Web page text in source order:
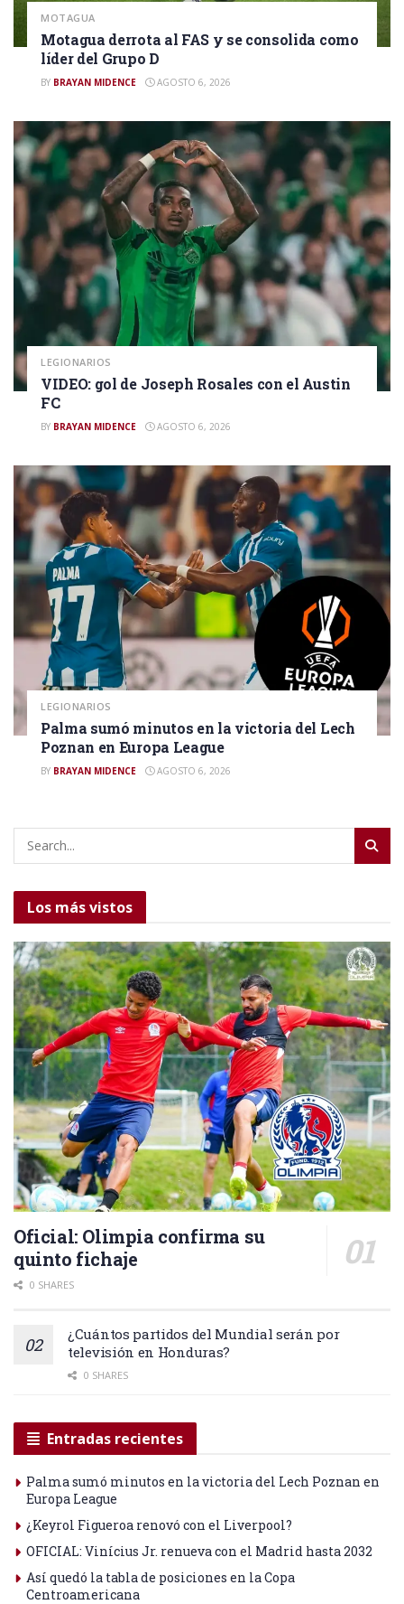
MOTAGUA
Motagua derrota al FAS y se consolida como
líder del Grupo D
BY BRAYAN MIDENCE AGOSTO 6, 2026
LEGIONARIOS
VIDEO: gol de Joseph Rosales con el Austin
FC
BY BRAYAN MIDENCE AGOSTO 6, 2026
LEGIONARIOS
Palma sumó minutos en la victoria del Lech
Poznan en Europa League
BY BRAYAN MIDENCE AGOSTO 6, 2026
Los más vistos
Oficial: Olimpia confirma su
quinto fichaje
0 SHARES
¿Cuántos partidos del Mundial serán por
televisión en Honduras?
0 SHARES
Entradas recientes
Palma sumó minutos en la victoria del Lech Poznan en
Europa League
¿Keyrol Figueroa renovó con el Liverpool?
OFICIAL: Vinícius Jr. renueva con el Madrid hasta 2032
Así quedó la tabla de posiciones en la Copa
Centroamericana